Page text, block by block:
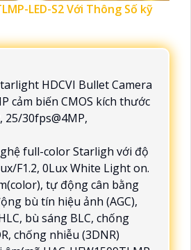
LED-S2 Với Thông Số kỹ
HDCVI Bullet Camera
cảm biến CMOS kích thước
25/30fps@4MP,
full-color Starligh với độ
F1.2, 0Lux White Light on.
tự động cân bằng
bù tín hiệu ảnh (AGC),
bù sáng BLC, chống
chống nhiễu (3DNR)